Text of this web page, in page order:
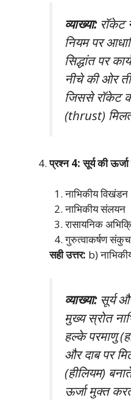
व्याख्या:रॉकेट
नियम पर
सिद्धांत पर
नीचे की ओर
जिससे रॉकेट
(thrust)
प्रश्न 4: सूर्य की
नाभिकीय विखंडन
नाभिकीय संलयन
रासायनिक
गुरुत्वाकर्षण
सही उत्तर: b)
व्याख्या:सूर्य
मुख्य स्रोत
हल्के परमाणु
और दाब पर
(हीलियम)
ऊर्जा मुक्त